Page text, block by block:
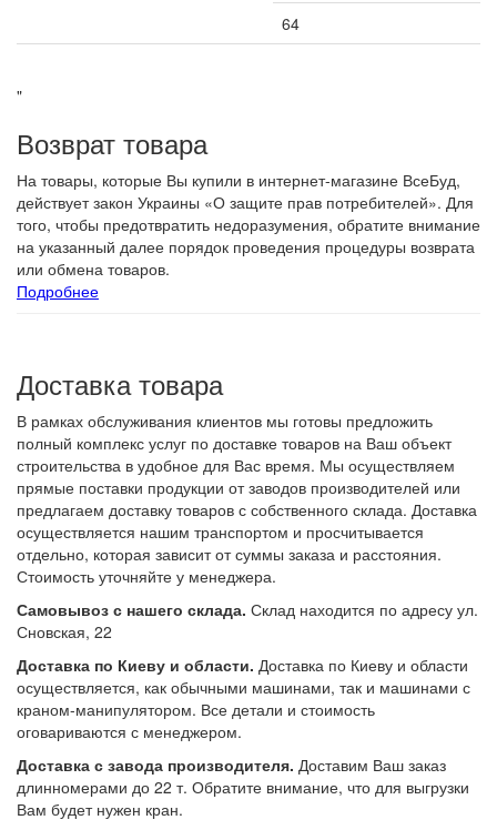
64
"
Возврат товара
На товары, которые Вы купили в интернет-магазине ВсеБуд,
действует закон Украины «О защите прав потребителей». Для
того, чтобы предотвратить недоразумения, обратите внимание
на указанный далее порядок проведения процедуры возврата
или обмена товаров.
Подробнее
Доставка товара
В рамках обслуживания клиентов мы готовы предложить
полный комплекс услуг по доставке товаров на Ваш объект
строительства в удобное для Вас время. Мы осуществляем
прямые поставки продукции от заводов производителей или
предлагаем доставку товаров с собственного склада. Доставка
осуществляется нашим транспортом и просчитывается
отдельно, которая зависит от суммы заказа и расстояния.
Стоимость уточняйте у менеджера.
Самовывоз с нашего склада. Склад находится по адресу ул.
Сновская, 22
Доставка по Киеву и области. Доставка по Киеву и области
осуществляется, как обычными машинами, так и машинами с
краном-манипулятором. Все детали и стоимость
оговариваются с менеджером.
Доставка с завода производителя. Доставим Ваш заказ
длинномерами до 22 т. Обратите внимание, что для выгрузки
Вам будет нужен кран.